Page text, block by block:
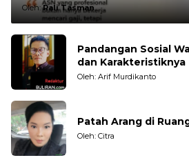
Oleh:Rali Tasman
Pandangan Sosial
dan Karakteristiknya
Oleh: Arif Murdikanto
Patah Arang di
Oleh: Citra